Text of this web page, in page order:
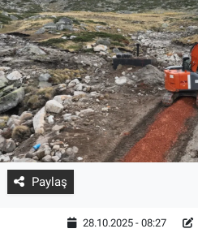
Paylaş
28.10.2025 - 08:27